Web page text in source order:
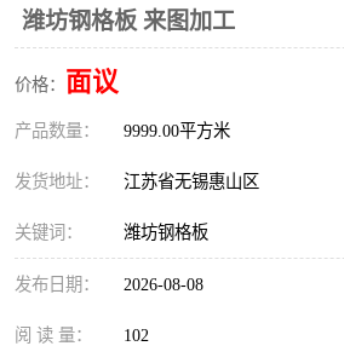
潍坊钢格板 来图加工
价格： 面议
产品数量： 9999.00平方米
发货地址： 江苏省无锡惠山区
关键词： 潍坊钢格板
发布日期： 2026-08-08
阅 读 量： 102